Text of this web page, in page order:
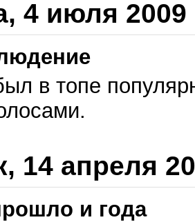
4 июля 2009
в топе
14 апреля
и года